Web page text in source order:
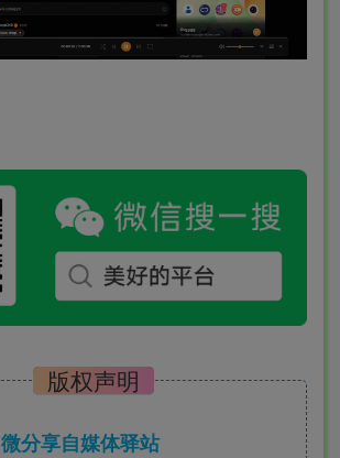
版权声明
微分享自媒体驿站